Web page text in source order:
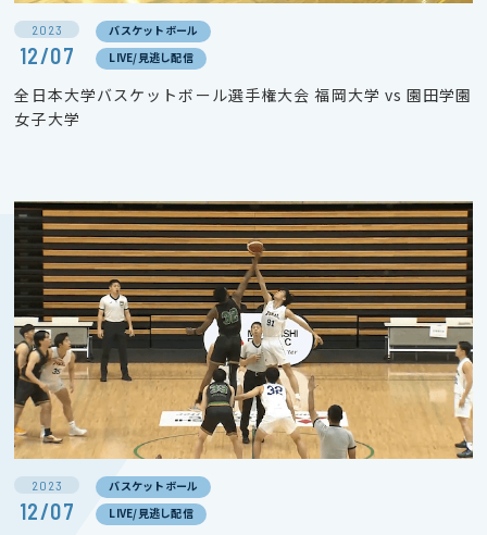
2023
12/07
バスケットボール
LIVE/見逃し配信
全日本大学バスケットボール選手権大会 福岡大学 vs 園田学園
女子大学
2023
12/07
バスケットボール
LIVE/見逃し配信